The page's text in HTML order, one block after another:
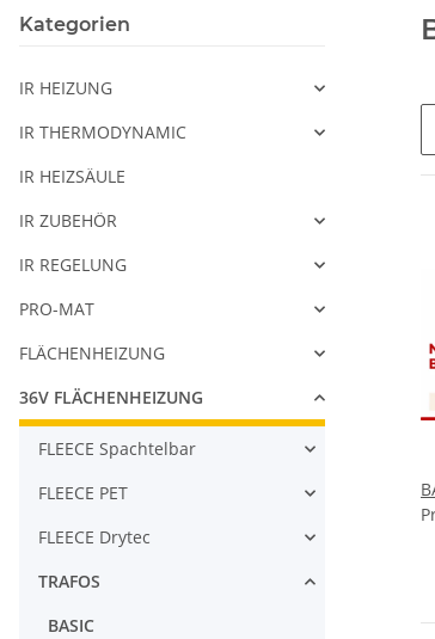
Kategorien
IR HEIZUNG
IR THERMODYNAMIC
IR HEIZSÄULE
IR ZUBEHÖR
IR REGELUNG
PRO-MAT
FLÄCHENHEIZUNG
36V FLÄCHENHEIZUNG
FLEECE Spachtelbar
FLEECE PET
FLEECE Drytec
TRAFOS
BASIC